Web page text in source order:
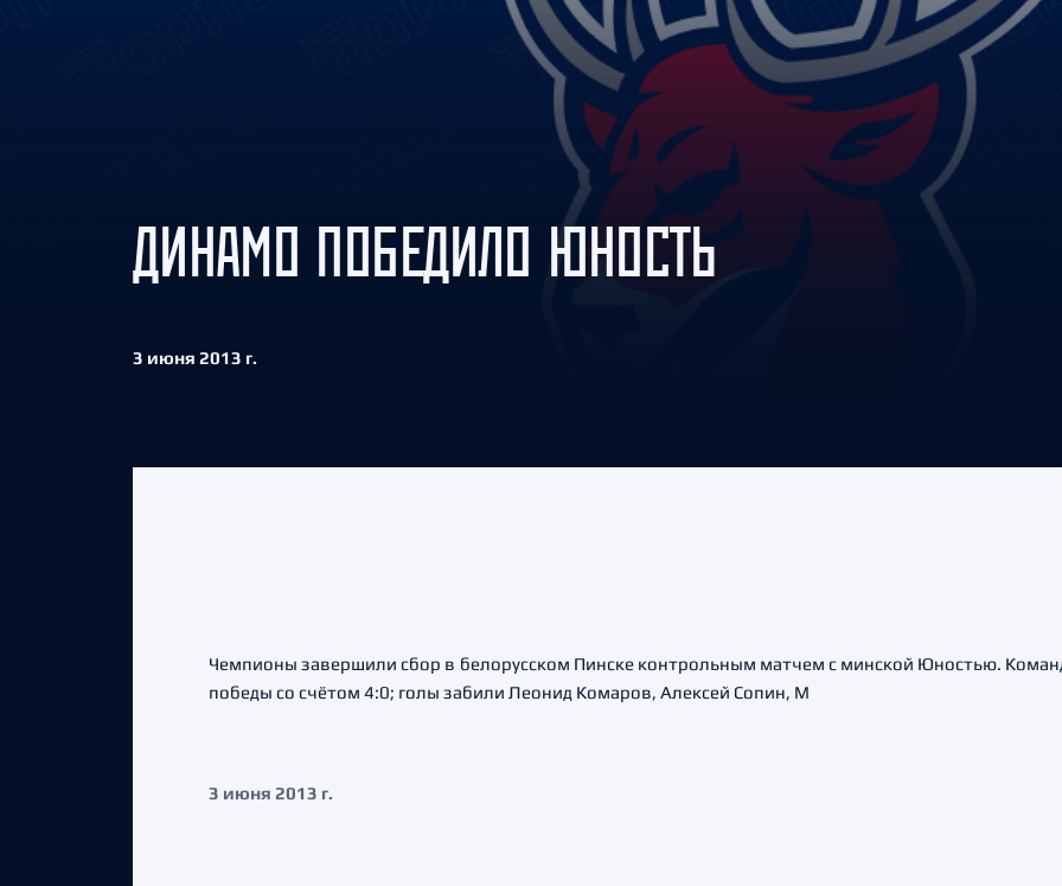
Амур
Барыс
Салават Юлаев
Сибирь
ДИНАМО ПОБЕДИЛО ЮНОСТЬ
3 июня 2013 г.
Чемпионы завершили сбор в белорусском Пинске контрольным матчем с минской Юностью.
победы со счётом 4:0; голы забили Леонид Комаров, Алексей Сопин, М
3 июня 2013 г.